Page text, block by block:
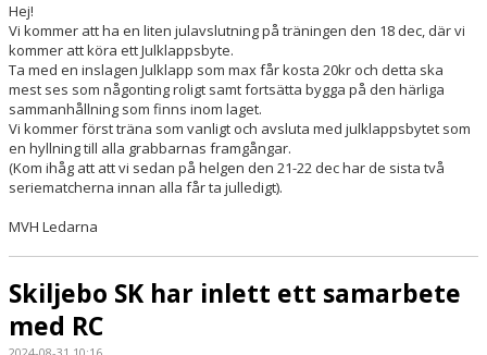
Hej!
Vi kommer att ha en liten julavslutning på träningen den 18 dec, där vi
kommer att köra ett Julklappsbyte.
Ta med en inslagen Julklapp som max får kosta 20kr och detta ska
mest ses som någonting roligt samt fortsätta bygga på den härliga
sammanhållning som finns inom laget.
Vi kommer först träna som vanligt och avsluta med julklappsbytet som
en hyllning till alla grabbarnas framgångar.
(Kom ihåg att att vi sedan på helgen den 21-22 dec har de sista två
seriematcherna innan alla får ta julledigt).
MVH Ledarna
Skiljebo SK har inlett ett samarbete
med RC